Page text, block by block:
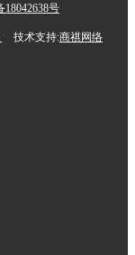
18042638号
技术支持:商祺网络